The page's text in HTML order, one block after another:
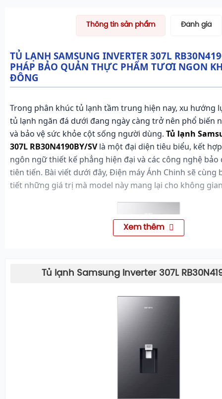
Thông tin sản phẩm Đánh giá
TỦ LẠNH SAMSUNG INVERTER 307L
PHÁP BẢO QUẢN THỰC PHẨM TƯƠI NGON
ĐÔNG
Trong phân khúc tủ lạnh tầm trung hiện nay, xu hướng
tủ lạnh ngăn đá dưới đang ngày càng trở nên phổ biến
và bảo vệ sức khỏe cột sống người dùng. Tủ lạnh
307L RB30N4190BY/SVlà một đại diện tiêu biểu, kết
ngôn ngữ thiết kế phẳng hiện đại và các công nghệ
tiên tiến. Bài viết dưới đây, Điện máy Ánh Chinh sẽ cùng
tiết những giá trị mà model này mang lại cho không
Xem thêm
Tủ lạnh Samsung inverter 307L